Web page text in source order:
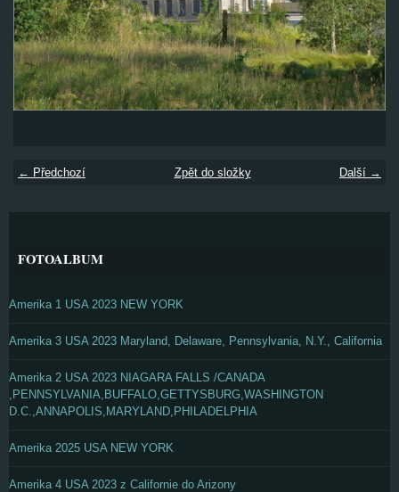
← Předchozí Další →
Zpět do složky
FOTOALBUM
Amerika 1 USA 2023 NEW YORK
Amerika 3 USA 2023 Maryland, Delaware, Pennsylvania, N.Y., California
Amerika 2 USA 2023 NIAGARA FALLS /CANADA
,PENNSYLVANIA,BUFFALO,GETTYSBURG,WASHINGTON
D.C.,ANNAPOLIS,MARYLAND,PHILADELPHIA
Amerika 2025 USA NEW YORK
Amerika 4 USA 2023 z Californie do Arizony